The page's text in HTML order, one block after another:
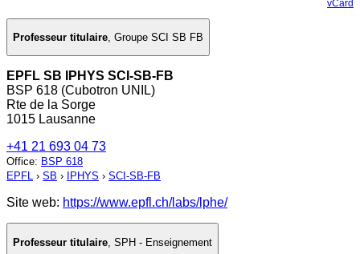
vCard
Professeur titulaire, Groupe SCI SB FB
EPFL SB IPHYS SCI-SB-FB
BSP 618 (Cubotron UNIL)
Rte de la Sorge
1015 Lausanne
+41 21 693 04 73
Office: BSP 618
EPFL › SB › IPHYS › SCI-SB-FB
Site web: https://www.epfl.ch/labs/lphe/
Professeur titulaire SPH - Enseignement